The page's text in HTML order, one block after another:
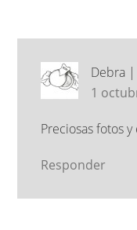
Debra |
1
Preciosas fotos
Responder